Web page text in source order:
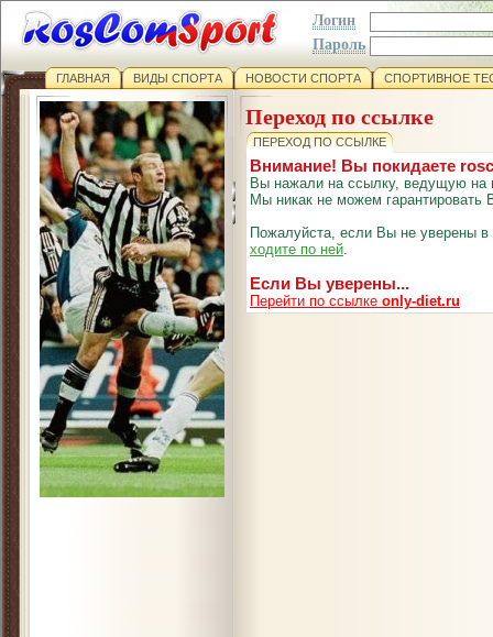
Логин
Пароль
ГЛАВНАЯ ВИДЫ СПОРТА НОВОСТИ СПОРТА СПОРТИВНОЕ
Переход по ссылке
ПЕРЕХОД ПО ССЫЛКЕ
Внимание! Вы покидаете
Вы нажали на ссылку, ведущую на
Мы никак не можем гарантировать
Пожалуйста, если Вы не уверены
ходите по ней.
Если Вы уверены...
Перейти по ссылке only-diet.ru